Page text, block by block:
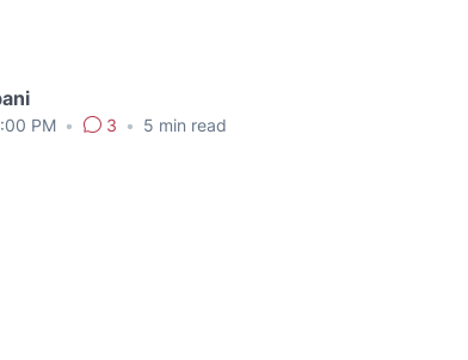
PM • 3 • 5 min read